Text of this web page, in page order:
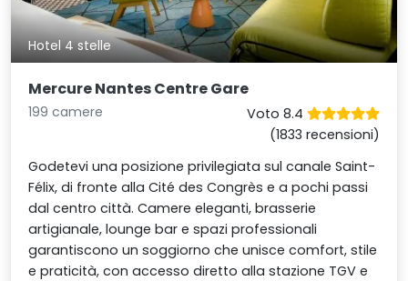
Hotel 4 stelle
Mercure Nantes Centre Gare
199 camere
Voto 8.4
(1833 recensioni)
Godetevi una posizione privilegiata sul canale Saint-
Félix, di fronte alla Cité des Congrès e a pochi passi
dal centro città. Camere eleganti, brasserie
artigianale, lounge bar e spazi professionali
garantiscono un soggiorno che unisce comfort, stile
e praticità, con accesso diretto alla stazione TGV e